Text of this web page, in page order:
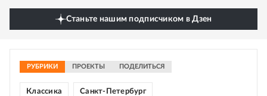
Станьте нашим подписчиком в Дзен
РУБРИКИ ПРОЕКТЫ ПОДЕЛИТЬСЯ
Классика Санкт-Петербург